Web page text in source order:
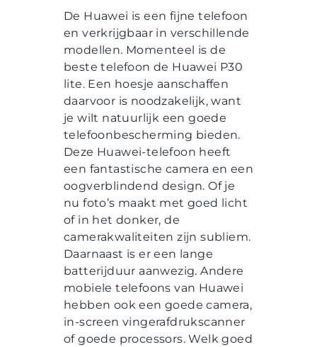
De Huawei is een fijne telefoon
en verkrijgbaar in verschillende
modellen. Momenteel is de
beste telefoon de Huawei P30
lite. Een hoesje aanschaffen
daarvoor is noodzakelijk, want
je wilt natuurlijk een goede
telefoonbescherming bieden.
Deze Huawei-telefoon heeft
een fantastische camera en een
oogverblindend design. Of je
nu foto’s maakt met goed licht
of in het donker, de
camerakwaliteiten zijn subliem.
Daarnaast is er een lange
batterijduur aanwezig. Andere
mobiele telefoons van Huawei
hebben ook een goede camera,
in-screen vingerafdrukscanner
of goede processors. Welk goed